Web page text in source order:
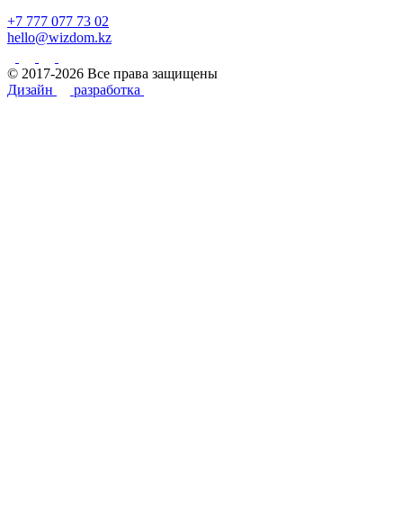
+7 777 077 73 02
hello@wizdom.kz
© 2017-2026 Все права защищены
Дизайн
разработка